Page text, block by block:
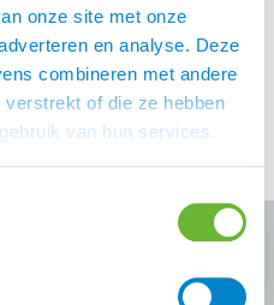
onze site met onze
en analyse. Deze
combineren met andere
of die ze hebben
van hun services.
bos niet meer? Er zijn
op de markt, dat wij ons
diverse instructeurs waar
waren het eigenlijk